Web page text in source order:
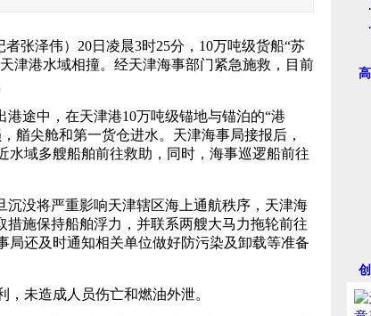
张泽伟）20日凌晨3时25分，10万吨级货船“苏
津港水域相撞。经天津海事部门紧急施救，目前
途中，在天津港10万吨级锚地与锚泊的“港
艏尖舱和第一货仓进水。天津海事局接报后，
水域多艘船舶前往救助，同时，海事巡逻船前往
没将严重影响天津辖区海上通航秩序，天津海
措施保持船舶浮力，并联系两艘大马力拖轮前往
局还及时通知相关单位做好防污染及卸载等准备
未造成人员伤亡和燃油外泄。
·
·